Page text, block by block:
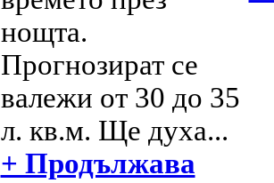
нощта.
Прогнозират се
валежи от 30 до 35
л. кв.м. Ще духа...
+ Продължава